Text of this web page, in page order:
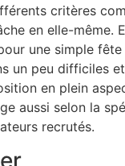
critères
en elle-même.
une simple fête
un peu difficiles
en plein
aussi selon la
recrutés.